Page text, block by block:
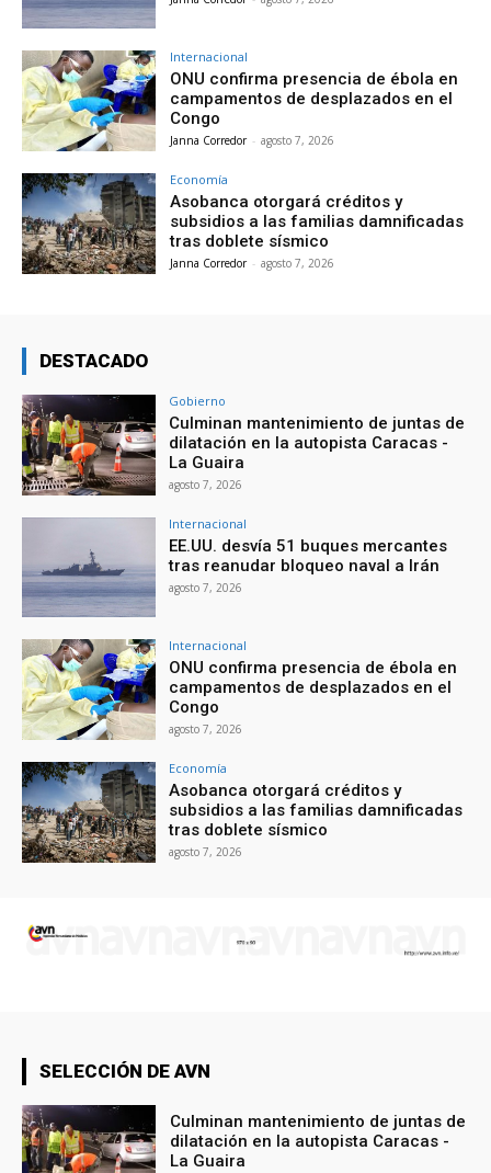
Internacional
ONU confirma presencia de ébola en
campamentos de desplazados en el
Congo
Janna Corredor - agosto 7, 2026
Economía
Asobanca otorgará créditos y
subsidios a las familias damnificadas
tras doblete sísmico
Janna Corredor - agosto 7, 2026
DESTACADO
Gobierno
Culminan mantenimiento de juntas de
dilatación en la autopista Caracas -
La Guaira
agosto 7, 2026
Internacional
EE.UU. desvía 51 buques mercantes
tras reanudar bloqueo naval a Irán
agosto 7, 2026
Internacional
ONU confirma presencia de ébola en
campamentos de desplazados en el
Congo
agosto 7, 2026
Economía
Asobanca otorgará créditos y
subsidios a las familias damnificadas
tras doblete sísmico
agosto 7, 2026
SELECCIÓN DE AVN
Culminan mantenimiento de juntas de
dilatación en la autopista Caracas -
La Guaira